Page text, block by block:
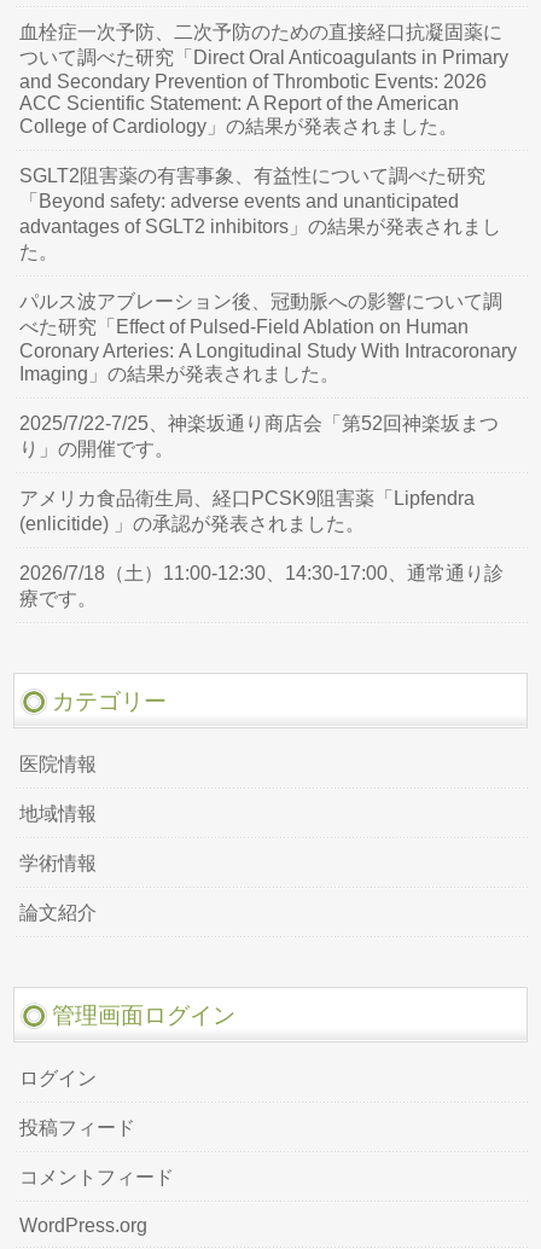
血栓症一次予防、二次予防のための直接経口抗凝固薬に
ついて調べた研究「Direct Oral Anticoagulants in Primary
and Secondary Prevention of Thrombotic Events: 2026
ACC Scientific Statement: A Report of the American
College of Cardiology」の結果が発表されました。
SGLT2阻害薬の有害事象、有益性について調べた研究
「Beyond safety: adverse events and unanticipated
advantages of SGLT2 inhibitors」の結果が発表されまし
た。
パルス波アブレーション後、冠動脈への影響について調
べた研究「Effect of Pulsed-Field Ablation on Human
Coronary Arteries: A Longitudinal Study With Intracoronary
Imaging」の結果が発表されました。
2025/7/22-7/25、神楽坂通り商店会「第52回神楽坂まつ
り」の開催です。
アメリカ食品衛生局、経口PCSK9阻害薬「Lipfendra
(enlicitide) 」の承認が発表されました。
2026/7/18（土）11:00-12:30、14:30-17:00、通常通り診
療です。
カテゴリー
医院情報
地域情報
学術情報
論文紹介
管理画面ログイン
ログイン
投稿フィード
コメントフィード
WordPress.org